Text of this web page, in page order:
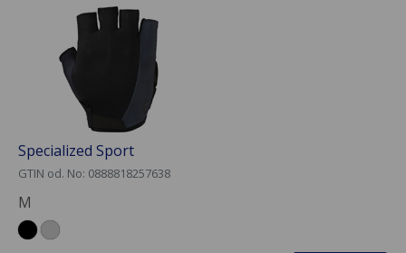
Specialized Sport
GTIN od. No: 0888818257638
M